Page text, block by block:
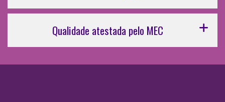
Qualidade atestada pelo MEC